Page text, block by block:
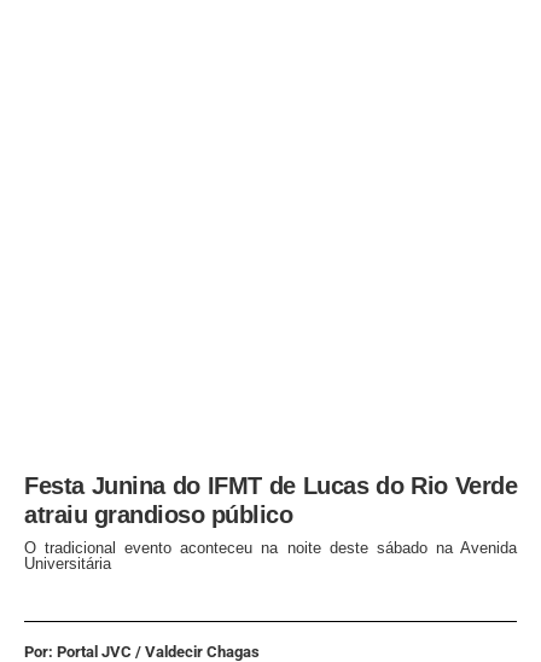
Festa Junina do IFMT de Lucas do Rio Verde
atraiu grandioso público
O tradicional evento aconteceu na noite deste sábado na Avenida
Universitária
Por: Portal JVC / Valdecir Chagas